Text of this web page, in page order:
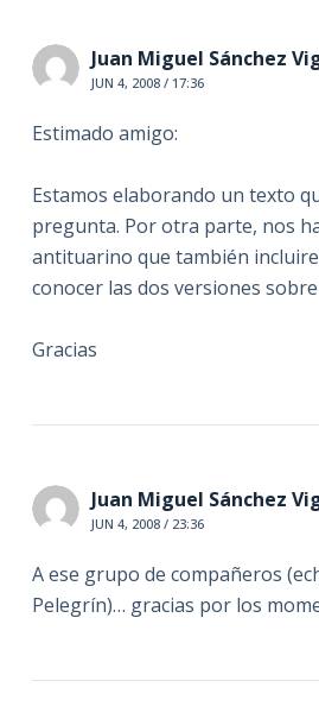
Juan Miguel Sánchez
JUN 4, 2008 / 17:36
Estimado amigo:
Estamos elaborando un texto
pregunta. Por otra parte, nos
antituarino que también
conocer las dos versiones
Gracias
Juan Miguel Sánchez
JUN 4, 2008 / 23:36
A ese grupo de compañeros
Pelegrín)… gracias por los